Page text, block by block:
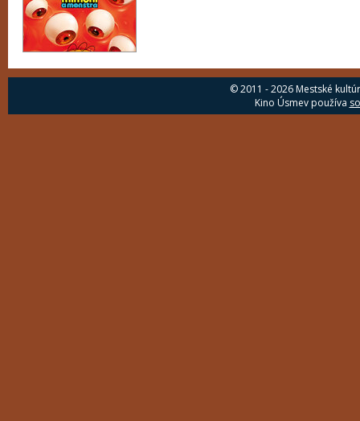
© 2011 - 2026 Mestské
Kino Úsmev používa